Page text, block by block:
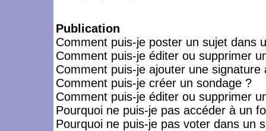
Publication
Comment puis-je poster un sujet dans
Comment puis-je éditer ou supprimer
Comment puis-je ajouter une signature
Comment puis-je créer un sondage ?
Comment puis-je éditer ou supprimer
Pourquoi ne puis-je pas accéder à un
Pourquoi ne puis-je pas voter dans un